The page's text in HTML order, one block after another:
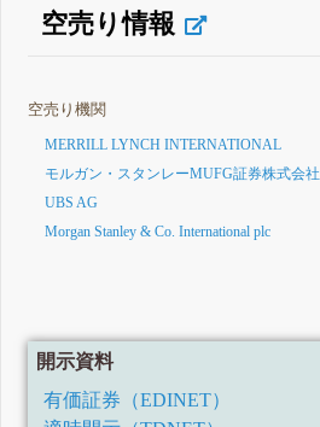
空売り情報
空売り機関
MERRILL LYNCH INTERNATIONAL
モルガン・スタンレーMUFG証券株式会社
UBS AG
Morgan Stanley & Co. International plc
開示資料
有価証券（EDINET）